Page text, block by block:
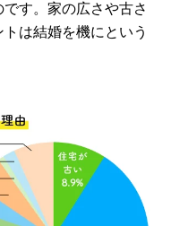
す。家の広さや古さ
は結婚を機にという